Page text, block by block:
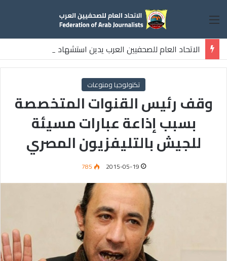
القائمة
الاتحاد العام للصحفيين العرب يدين استشهاد
ثلاثة صحفيين فلسطينيين باستهداف إسرائيلي وسط قطاع غزة
تكنولوجيا ومنوعات
وقف رئيس القنوات المتخصصة
بسبب إذاعة عبارات مسيئة
للجيش بالتليفزيون المصري
2015-05-19
785